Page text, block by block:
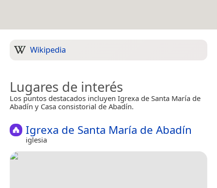
Wikipedia
Lugares de interés
Los puntos destacados incluyen Igrexa de Santa María de
Abadín y Casa consistorial de Abadín.
Igrexa de Santa María de Abadín
iglesia